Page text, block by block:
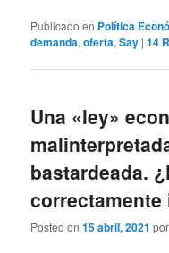
Publicado en Política
demanda,oferta,Say |14
Una «ley»
bastardeada.
Posted on15 abril, 2021